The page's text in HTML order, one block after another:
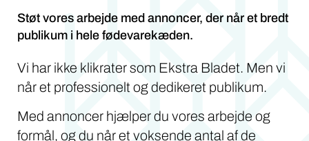
Støt vores arbejde med annoncer, der når et bredt
publikum i hele fødevarekæden.
Vi har ikke klikrater som Ekstra Bladet. Men vi
når et professionelt og dedikeret publikum.
Med annoncer hjælper du vores arbejde og
formål, og du når et voksende antal af de